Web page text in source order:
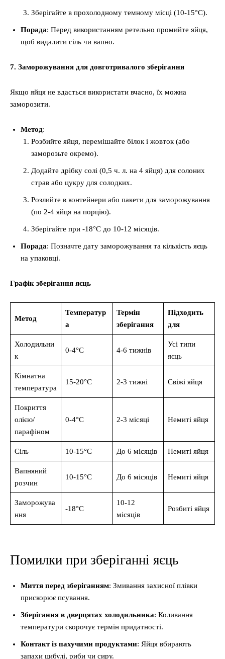
Зберігайте в прохолодному темному місці (10-15°C).
Порада: Перед використанням ретельно промийте яйця,
щоб видалити сіль чи вапно.
7. Заморожування для довготривалого зберігання
Якщо яйця не вдасться використати вчасно, їх можна
заморозити.
Метод:
Розбийте яйця, перемішайте білок і жовток (або
заморозьте окремо).
Додайте дрібку солі (0,5 ч. л. на 4 яйця) для солоних
страв або цукру для солодких.
Розлийте в контейнери або пакети для заморожування
(по 2-4 яйця на порцію).
Зберігайте при -18°C до 10-12 місяців.
Порада: Позначте дату заморожування та кількість яєць
на упаковці.
Графік зберігання яєць
Метод
Температур
а
Термін
зберігання
Підходить
для
Холодильни
к
0-4°C 4-6 тижнів
Усі типи
яєць
Кімнатна
температура
15-20°C 2-3 тижні Свіжі яйця
Покриття
олією/
парафіном
0-4°C 2-3 місяці Немиті яйця
Сіль 10-15°C До 6 місяців Немиті яйця
Вапняний
розчин
10-15°C До 6 місяців Немиті яйця
Заморожува
ння
-18°C
10-12
місяців
Розбиті яйця
Помилки при зберіганні яєць
Миття перед зберіганням: Змивання захисної плівки
прискорює псування.
Зберігання в дверцятах холодильника: Коливання
температури скорочує термін придатності.
Контакт із пахучими продуктами: Яйця вбирають
запахи цибулі, риби чи сиру.